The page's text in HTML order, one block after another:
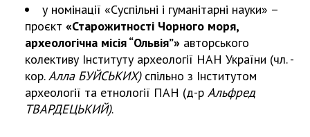
надбання
Центри колективного користування
науковими приладами НАН України
Оцінювання ефективності діяльності
наукових установ
Конкурси наукових досліджень НАН України
у номінації «Суспільні і гуманітарні науки» –
проєкт «Старожитності Чорного моря,
археологічна місія “Ольвія”» авторського
колективу Інституту археології НАН України (чл. -
кор.Алла БУЙСЬКИХ)спільно з Інститутом
археології та етнології ПАН (д-р Альфред
ТВАРДЕЦЬКИЙ).